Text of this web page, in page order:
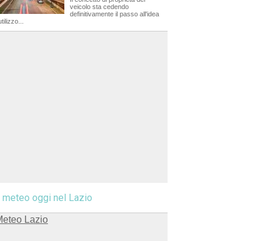
veicolo sta cedendo
definitivamente il passo all'idea
meteo oggi nel Lazio